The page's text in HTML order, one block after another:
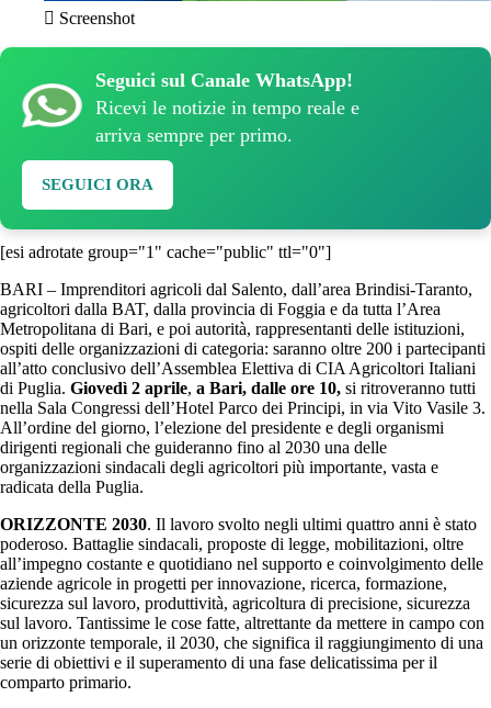
Screenshot
Seguici sul Canale WhatsApp!
Ricevi le notizie in tempo reale e
arriva sempre per primo.
SEGUICI ORA
[esi adrotate group="1" cache="public" ttl="0"]
BARI – Imprenditori agricoli dal Salento, dall’area Brindisi-Taranto,
agricoltori dalla BAT, dalla provincia di Foggia e da tutta l’Area
Metropolitana di Bari, e poi autorità, rappresentanti delle istituzioni,
ospiti delle organizzazioni di categoria: saranno oltre 200 i partecipanti
all’atto conclusivo dell’Assemblea Elettiva di CIA Agricoltori Italiani
di Puglia. Giovedì 2 aprile, a Bari, dalle ore 10, si ritroveranno tutti
nella Sala Congressi dell’Hotel Parco dei Principi, in via Vito Vasile 3.
All’ordine del giorno, l’elezione del presidente e degli organismi
dirigenti regionali che guideranno fino al 2030 una delle
organizzazioni sindacali degli agricoltori più importante, vasta e
radicata della Puglia.
ORIZZONTE 2030. Il lavoro svolto negli ultimi quattro anni è stato
poderoso. Battaglie sindacali, proposte di legge, mobilitazioni, oltre
all’impegno costante e quotidiano nel supporto e coinvolgimento delle
aziende agricole in progetti per innovazione, ricerca, formazione,
sicurezza sul lavoro, produttività, agricoltura di precisione, sicurezza
sul lavoro. Tantissime le cose fatte, altrettante da mettere in campo con
un orizzonte temporale, il 2030, che significa il raggiungimento di una
serie di obiettivi e il superamento di una fase delicatissima per il
comparto primario.